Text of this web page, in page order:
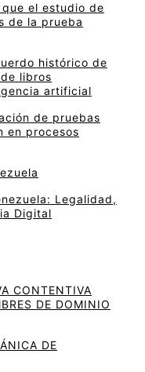
el estudio de
de la prueba
histórico de
libros
artificial
de pruebas
en procesos
Legalidad,
Digital
CONTENTIVA
DE DOMINIO
DE